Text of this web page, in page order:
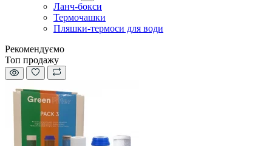
Ланч-бокси
Термочашки
Пляшки-термоси для води
Рекомендуємо
Топ продажу